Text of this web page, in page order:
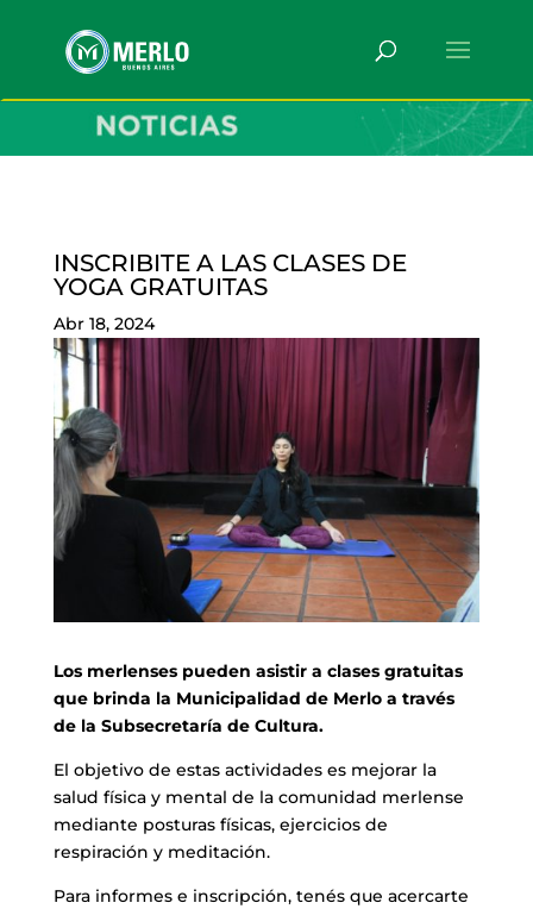
INSCRIBITE A LAS CLASES DE
YOGA GRATUITAS
Abr 18, 2024
Los merlenses pueden asistir a clases gratuitas
que brinda la Municipalidad de Merlo a través
de la Subsecretaría de Cultura.
El objetivo de estas actividades es mejorar la
salud física y mental de la comunidad merlense
mediante posturas físicas, ejercicios de
respiración y meditación.
Para informes e inscripción, tenés que acercarte